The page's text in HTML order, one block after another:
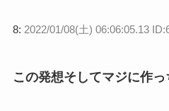
8: 2022/01/08(土) 06:06:05.13
この発想そしてマジに作